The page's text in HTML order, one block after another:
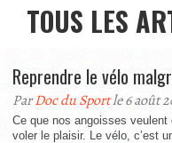
TOUS LES
Reprendre le vélo
ParDoc du Sportle 6 août
Ce que nos angoisses
voler le plaisir. Le vélo, c’est